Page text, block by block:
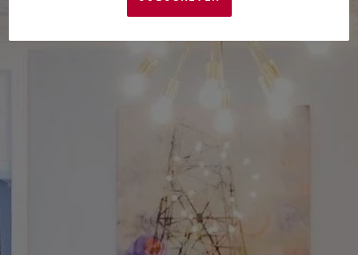
Condições e a Política de Privacidade